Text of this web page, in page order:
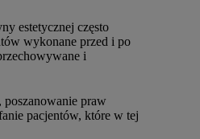
estetycznej często
wykonane przed i po
i
poszanowanie praw
pacjentów, które w tej